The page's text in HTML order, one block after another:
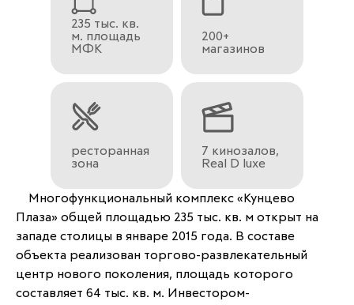
235 тыс. кв.
м. площадь
МФК
200+
магазинов
ресторанная
зона
7 кинозалов,
Real D luxe
Плаза» общей площадью 235 тыс. кв. м открыт на
западе столицы в январе 2015 года. В составе
объекта реализован торгово-развлекательный
центр нового поколения, площадь которого
составляет 64 тыс. кв. м. Инвестором-